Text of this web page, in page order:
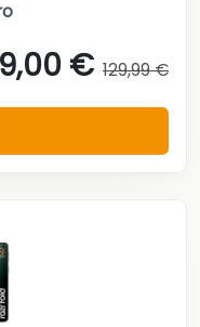
€ 129,99 €